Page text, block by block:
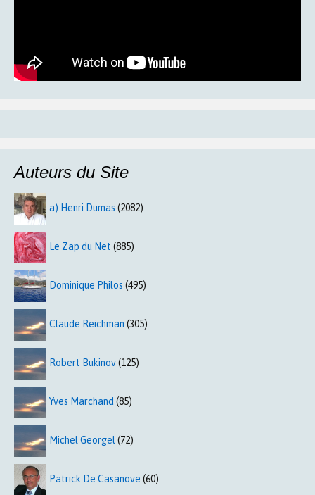
Auteurs du Site
a) Henri Dumas (2082)
Le Zap du Net (885)
Dominique Philos (495)
Claude Reichman (305)
Robert Bukinov(125)
Yves Marchand (85)
Michel Georgel (72)
Patrick De Casanove (60)